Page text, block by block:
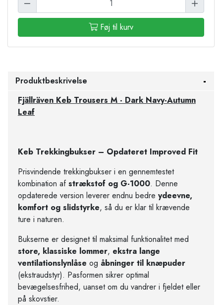
Føj til kurv
Produktbeskrivelse
Fjällräven Keb Trousers M - Dark Navy-Autumn
Leaf
Keb Trekkingbukser – Opdateret Improved Fit
Prisvindende trekkingbukser i en gennemtestet
kombination afstrækstof og G-1000. Denne
opdaterede version leverer endnu bedre ydeevne,
komfort og slidstyrke, så du er klar til krævende
ture i naturen.
Bukserne er designet til maksimal funktionalitet med
store, klassiske lommer, ekstra lange
ventilationslynlåse og åbninger til knæpuder
(ekstraudstyr). Pasformen sikrer optimal
bevægelsesfrihed, uanset om du vandrer i fjeldet eller
på skovstier.